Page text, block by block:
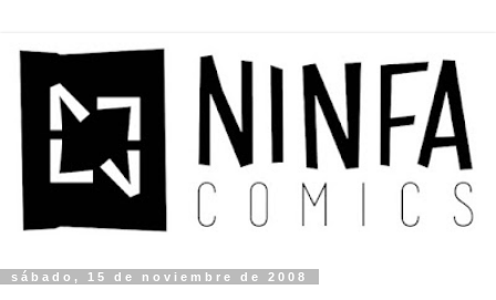
sábado, 15 de noviembre de 2008